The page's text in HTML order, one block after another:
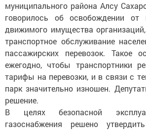
муниципального района Алсу
говорилось об освобождении
движимого имущества
транспортное обслуживание
пассажирских перевозок. Такое
ежегодно, чтобы транспортники
тарифы на перевозки, и в связи с
парк значительно изношен.
решение.
В целях безопасной
газоснабжения решено